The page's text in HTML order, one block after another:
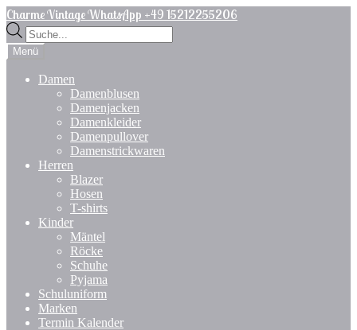
Zur
Navigation
springen
Zum
Inhalt
springen
Charme Vintage WhatsApp +49 15212255206
Products
search
Menü
Damen
Damenblusen
Damenjacken
Damenkleider
Damenpullover
Damenstrickwaren
Herren
Blazer
Hosen
T-shirts
Kinder
Mäntel
Röcke
Schuhe
Pyjama
Schuluniform
Marken
Termin Kalender